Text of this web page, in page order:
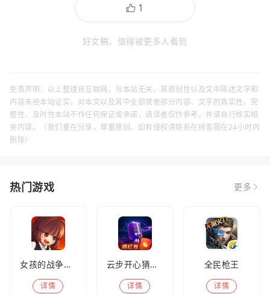
— end —
好文稿，值得被更多人看到
整性、及时性本站不作任何保证或承诺，请读者仅作参考，并请自行核实相
热门游戏 更多